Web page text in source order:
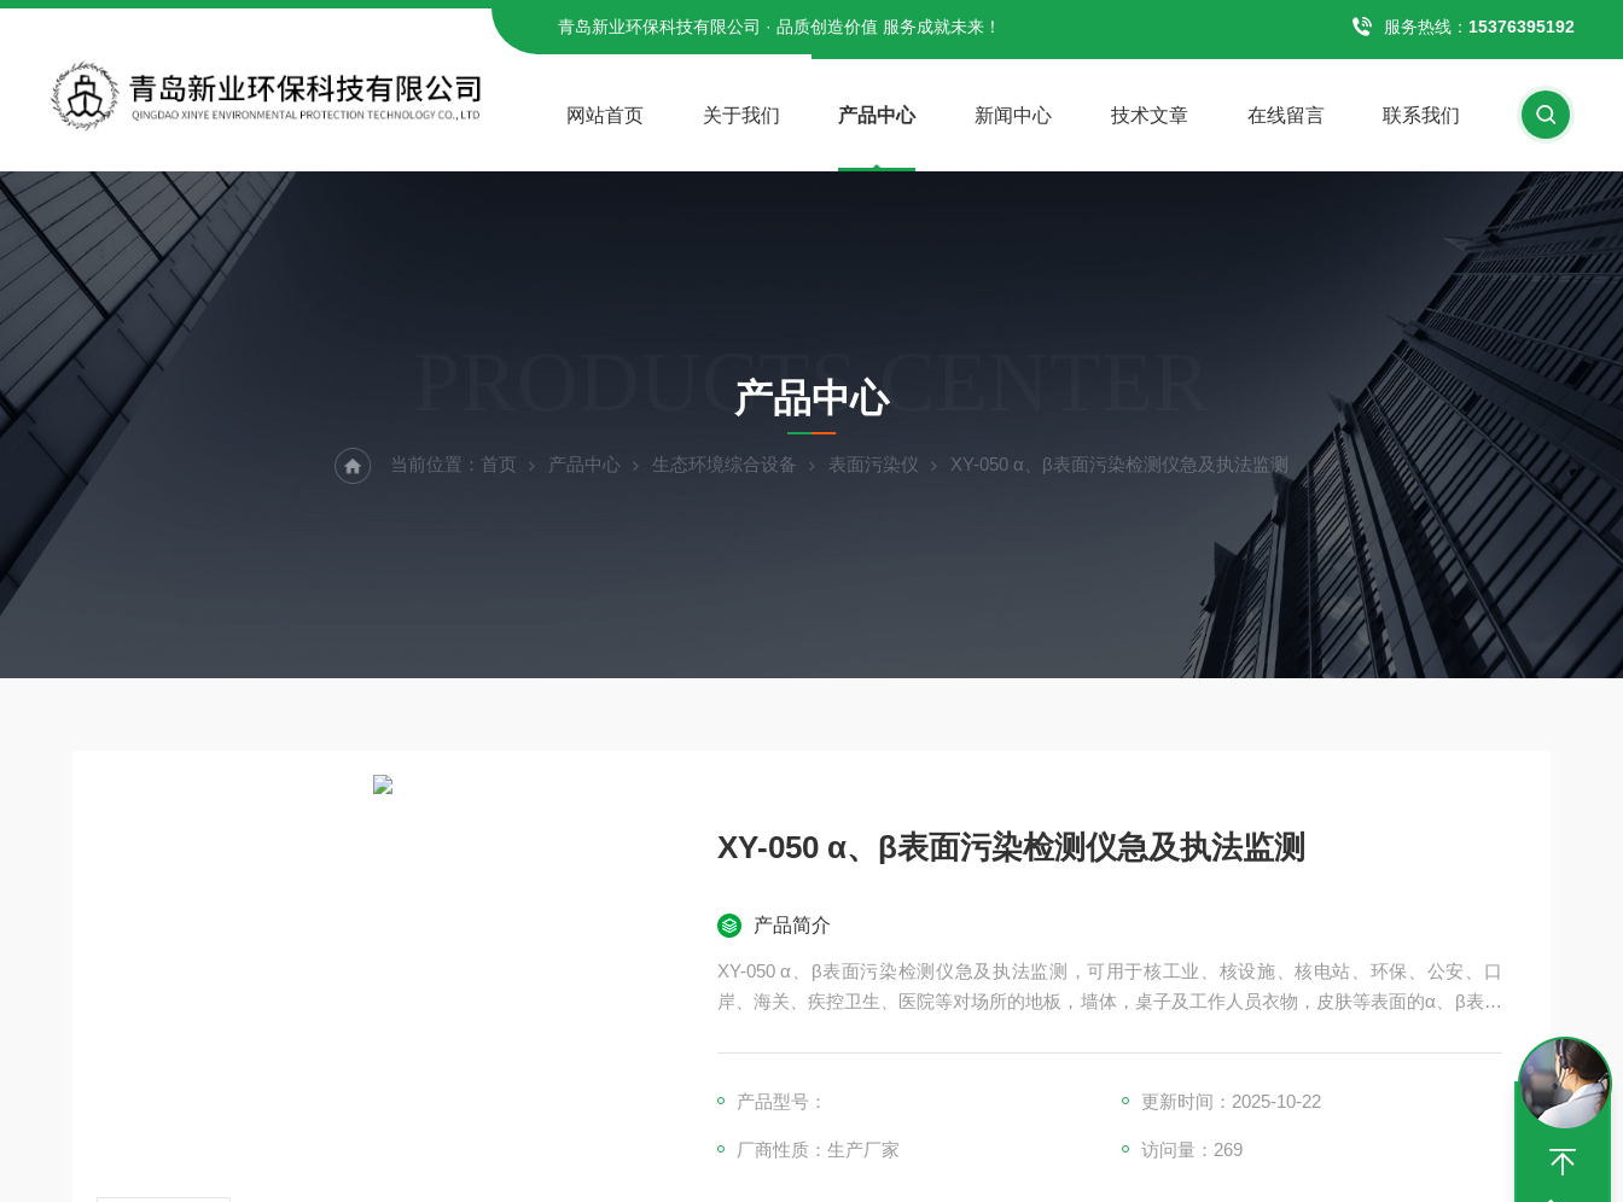
青岛新业环保科技有限公司 · 品质创造价值 服务成就未来！ 服务热线： 15376395192
网站首页 关于我们 产品中心 新闻中心 技术文章 在线留言 联系我们
PRODUCTS CENTER
产品中心
当前位置： 首页 产品中心 生态环境综合设备 表面污染仪 XY-050 α、β表面污染检测仪急及执法监测
XY-050 α、β表面污染检测仪急及执法监测
产品简介
XY-050 α、β表面污染检测仪急及执法监测，可用于核工业、核设施、核电站、环保、公安、口
岸、海关、疾控卫生、医院等对场所的地板，墙体，桌子及工作人员衣物，皮肤等表面的α、β表面
产品型号： 更新时间：2025-10-22
厂商性质：生产厂家 访问量：269